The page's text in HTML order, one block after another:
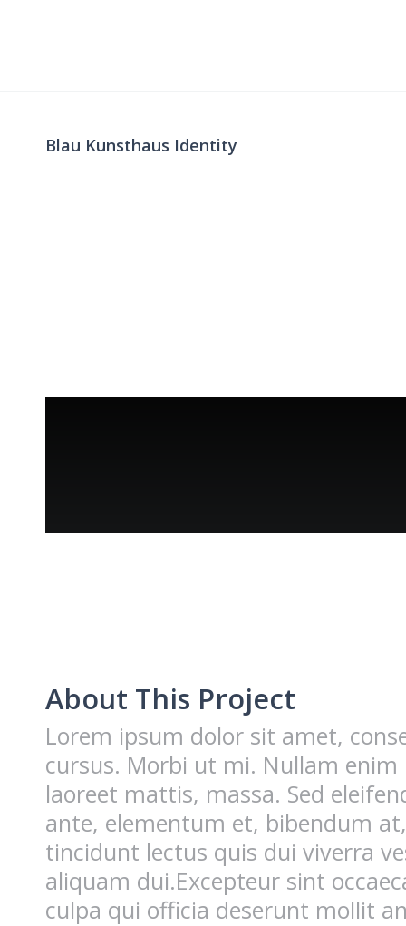
Blau Kunsthaus Identity
About This Project
Lorem ipsum dolor sit amet,
cursus. Morbi ut mi. Nullam
laoreet mattis, massa. Sed
ante, elementum et, bibendum
tincidunt lectus quis dui viverra
aliquam dui.Excepteur sint
culpa qui officia deserunt mollit